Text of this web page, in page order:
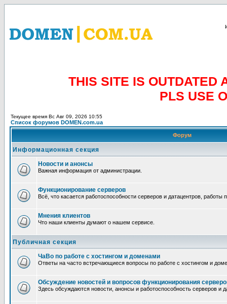
THIS SITE IS OUTDATED
PLS USE
Текущее время Вс Авг 09, 2026 10:55
Список форумов DOMEN.com.ua
Форум
Информационная секция
Новости и анонсы
Важная информация от администрации.
Функционирование серверов
Всё, что касается работоспособности серверов и датацентров, работы
Мнения клиентов
Что наши клиенты думают о нашем сервисе.
Публичная секция
ЧаВо по работе с хостингом и доменами
Ответы на часто встречающиеся вопросы по работе с хостингом и
Обсуждение новостей и вопросов функционирования
Здесь обсуждаются новости, анонсы и работоспособность серверов и